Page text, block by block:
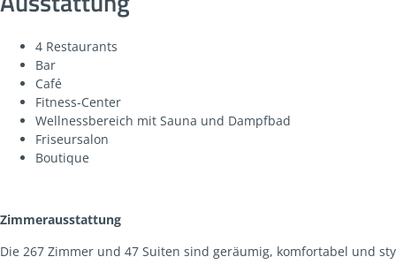
4 Restaurants
Bar
Café
Fitness-Center
Wellnessbereich mit Sauna und Dampfbad
Friseursalon
Boutique
Zimmerausstattung
Die 267 Zimmer und 47 Suiten sind geräumig, komfortabel und